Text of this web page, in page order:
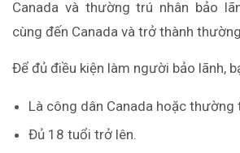
Canada và thường trú nhân bảo
cùng đến Canada và trở thành
Để đủ điều kiện làm người bảo lãnh,
Là công dân Canada hoặc thường
Đủ 18 tuổi trở lên.